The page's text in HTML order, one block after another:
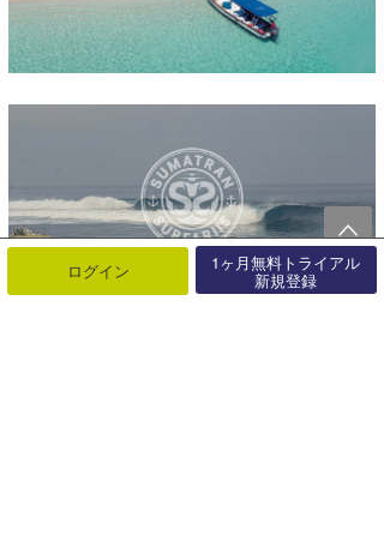
ログイン 1ヶ月無料トライアル
新規登録